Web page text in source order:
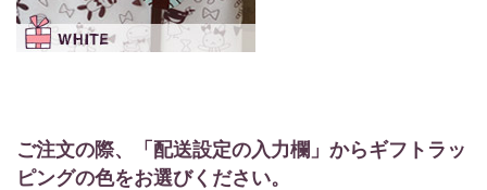
ご注文の際、「配送設定の入力欄」からギフトラッ
ピングの色をお選びください。